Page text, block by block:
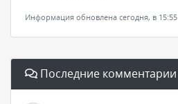
Информация обновлена сегодня, в 15:55
Последние комментарии